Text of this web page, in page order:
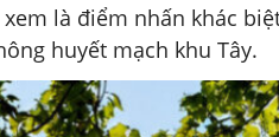
là điểm nhấn khác
huyết mạch khu Tây.